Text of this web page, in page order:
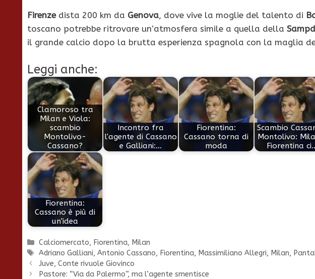
Firenze dista 200 km da Genova, dove vive la moglie del talento di
toscano potrebbe ritrovare un’atmosfera simile a quella della
il grande calcio dopo la brutta esperienza spagnola con la maglia
Leggi anche:
Clamoroso tra
Milan e Viola:
scambio
Montolivo-
Cassano?
Incontro fra
l'agente di Cassano
e Galliani:…
Fiorentina:
Cassano torna di
moda
Scambio
Montolivo:
Fiorentina
Fiorentina:
Cassano è più di
un'idea
Categorie
Calciomercato, Fiorentina, Milan
Tag
Adriano Galliani,Antonio Cassano, Fiorentina, Massimiliano Allegri, Milan,
Juve, Conte rivuole Giovinco
Pastore: “Via da Palermo”, ma l’agente smentisce